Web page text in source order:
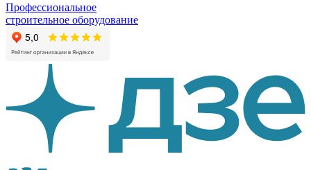
Профессиональное
строительное оборудование